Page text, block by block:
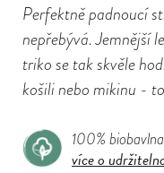
Perfektně padnoucí
nepřebývá. Jemnější
triko se tak skvěle
košili nebo mikinu -
100% biobavlna
více o